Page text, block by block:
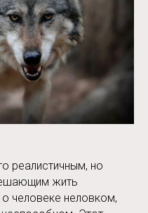
реалистичным, но
жить
человеке неловком,